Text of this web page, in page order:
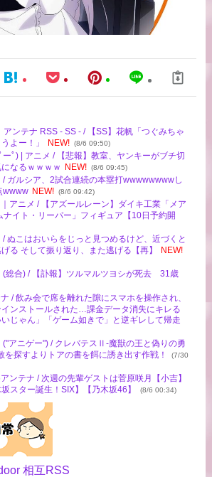
アンテナ RSS - SS - / 【SS】花帆「つぐみちゃ
よー！」
NEW! (8/6 09:50)
ーﾟ) | アニメ / 【悲報】教室、ヤンキーがブチ切
なるｗｗｗｗ
NEW! (8/6 09:45)
/ ガルシア、2試合連続の本塁打wwwwwwwwし
wwww NEW! (8/6 09:42)
アニメ / 【アズールレーン】ダイキ工業「メア
ナイト・リーパー」フィギュア【10日予約開
ぬこはおいらをじっと見つめるけど、近づくと
る そして振り返り、また逃げる【再】
NEW!
(総合) / 【訃報】ツルマルツヨシが死去 31歳
/ 飲み会で席を離れた隙にスマホを操作され、
ンストールされた…課金データ消失にキレる
じゃん」「ゲーム如きで」と逆ギレして帰走
("アニゲー") / クレバテスⅡ-魔獣の王と偽りの勇
を探すよりトアの書を餌に誘き出す作戦！
(7/30
ンテナ / 次週の先輩ゲストは菅原咲月【小吉】
スター誕生！SIX】【乃木坂46】
(8/6 00:34)
相互RSS